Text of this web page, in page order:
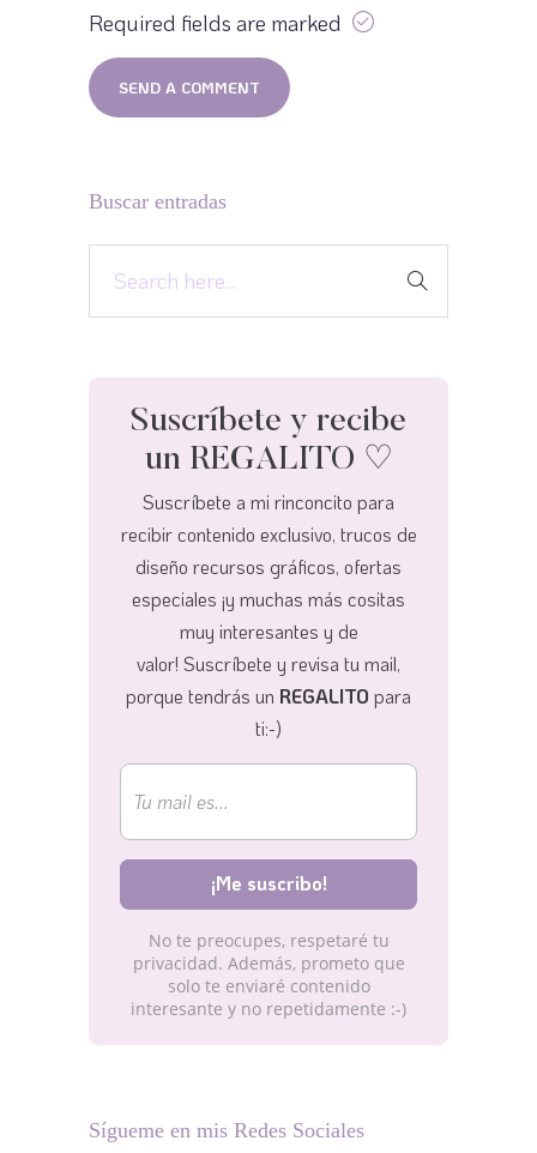
Required fields are marked
Buscar entradas
Suscríbete y recibe
un REGALITO ♡
Suscríbete a mi rinconcito para
recibir contenido exclusivo, trucos de
diseño recursos gráficos, ofertas
especiales ¡y muchas más cositas
muy interesantes y de
valor! Suscríbete y revisa tu mail,
porque tendrás un REGALITO para
ti:-)
No te preocupes, respetaré tu
privacidad. Además, prometo que
solo te enviaré contenido
interesante y no repetidamente :-)
Sígueme en mis Redes Sociales